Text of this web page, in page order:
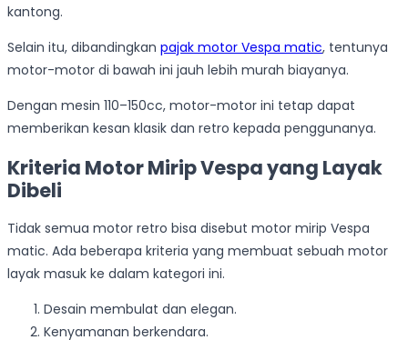
kantong.
Selain itu, dibandingkan pajak motor Vespa matic, tentunya
motor-motor di bawah ini jauh lebih murah biayanya.
Dengan mesin 110–150cc, motor-motor ini tetap dapat
memberikan kesan klasik dan retro kepada penggunanya.
Kriteria Motor Mirip Vespa yang Layak
Dibeli
Tidak semua motor retro bisa disebut motor mirip Vespa
matic. Ada beberapa kriteria yang membuat sebuah motor
layak masuk ke dalam kategori ini.
Desain membulat dan elegan.
Kenyamanan berkendara.